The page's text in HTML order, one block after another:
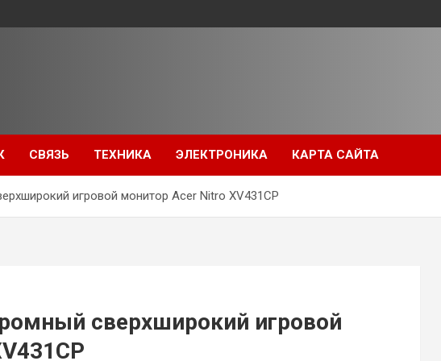
СВЯЗЬ ТЕХНИКА ЭЛЕКТРОНИКА КАРТА САЙТА
игровой монитор Acer Nitro XV431CP
сверхширокий игровой